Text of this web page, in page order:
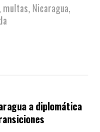
, multas, Nicaragua,
a diplomática